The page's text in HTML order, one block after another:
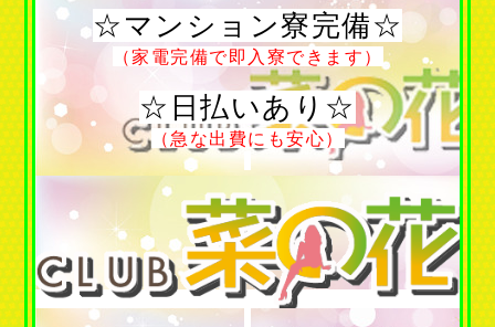
☆マンション寮完備☆
（家電完備で即入寮できます）
☆日払いあり☆
（急な出費にも安心）